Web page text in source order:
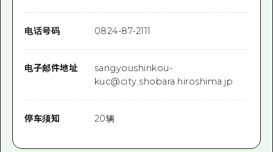
电话号码 0824-87-2111
电子邮件地址
sangyoushinkou-
kuc@city.shobara.hiroshima.jp
停车须知 20辆